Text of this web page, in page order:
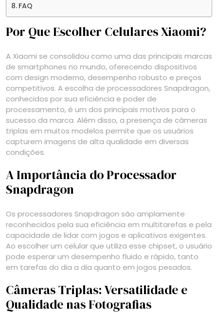
FAQ
Por Que Escolher Celulares Xiaomi?
A Xiaomi se consolidou como uma das principais marcas
de smartphones no mundo, oferecendo dispositivos
com design moderno, desempenho robusto e preços
competitivos. A escolha de processadores Snapdragon,
conhecidos por sua eficiência e poder de
processamento, é um dos principais motivos para o
sucesso da marca. Além disso, a presença de câmeras
triplas em muitos modelos permite que os usuários
capturem imagens de alta qualidade em diversas
condições.
A Importância do Processador
Snapdragon
Os processadores Snapdragon são amplamente
reconhecidos pela sua eficiência em multitarefas e pela
capacidade de lidar com jogos e aplicativos exigentes.
Ao escolher um celular que utiliza esse chipset, o usuário
pode esperar um desempenho fluido e rápido, tanto
em tarefas do dia a dia quanto em jogos pesados.
Câmeras Triplas: Versatilidade e
Qualidade nas Fotografias